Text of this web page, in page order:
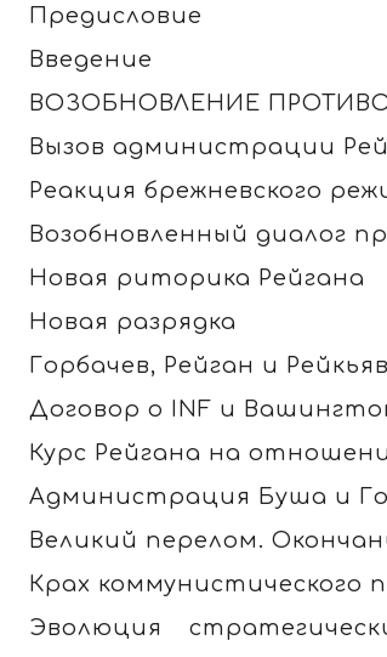
Предисловие
Введение
ВОЗОБНОВЛЕНИЕ
Вызов администрации
Реакция брежневского
Возобновленный диалог
Новая риторика Рейгана
Новая разрядка
Горбачев, Рейган и
Договор о INF и
Курс Рейгана на
Администрация Буша и
Великий перелом.
Крах коммунистического
Эволюция